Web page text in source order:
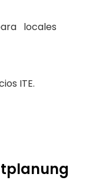
locales
ITE.